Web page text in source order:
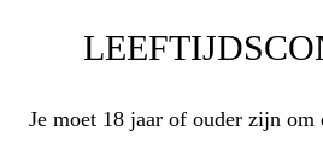
Je moet 18 jaar of ouder zijn om